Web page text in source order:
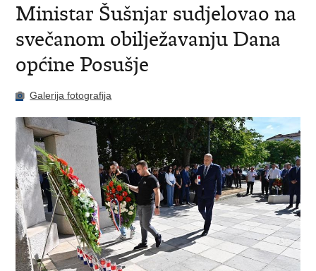
​Ministar Šušnjar sudjelovao na
svečanom obilježavanju Dana
općine Posušje
Galerija fotografija